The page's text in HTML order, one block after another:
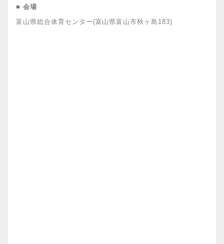
■ 会場
富山県総合体育センター(富山県富山市秋ヶ島183)